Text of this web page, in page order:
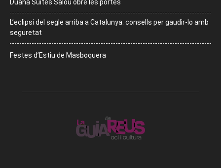
Duana Suites Salou obre les portes
L’eclipsi del segle arriba a Catalunya: consells per gaudir-lo amb
seguretat
Festes d’Estiu de Masboquera